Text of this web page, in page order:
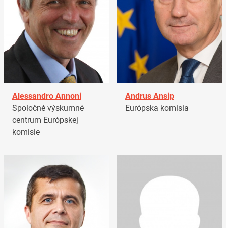
Alessandro Annoni
Spoločné výskumné
centrum Európskej
komisie
Andrus Ansip
Európska komisia